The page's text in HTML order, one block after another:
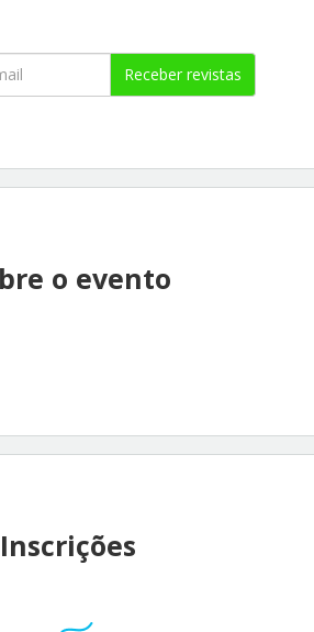
Receber revistas
o evento
Inscrições